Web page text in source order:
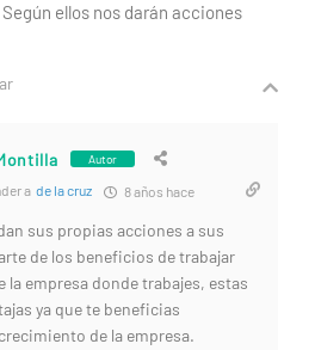
ellos nos darán acciones
Autor
a de la cruz 8 años hace
sus propias acciones a sus
de los beneficios de trabajar
la empresa donde trabajes, estas
ya que te beneficias
de la empresa.